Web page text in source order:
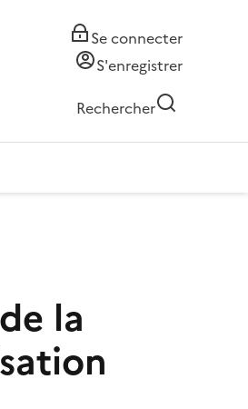
Se connecter
S'enregistrer
Rechercher
la